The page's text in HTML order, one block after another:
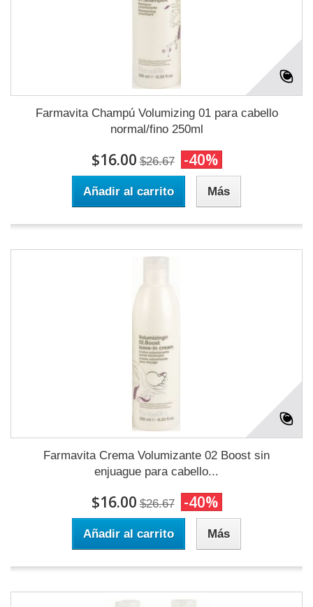
Farmavita Champú Volumizing 01 para cabello
normal/fino 250ml
$16.00 $26.67 -40%
Añadir al carrito Más
Farmavita Crema Volumizante 02 Boost sin
enjuague para cabello...
$16.00 $26.67 -40%
Añadir al carrito Más